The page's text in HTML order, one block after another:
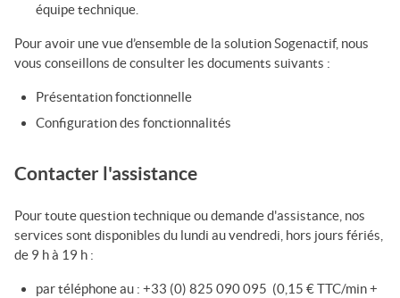
équipe technique.
Pour avoir une vue d’ensemble de la solutionSogenactif, nous
vous conseillons de consulter les documents suivants :
Présentation fonctionnelle
Configuration des fonctionnalités
Contacter l'assistance
Pour toute question technique ou demande d'assistance, nos
services sont disponibles du lundi au vendredi, hors jours fériés,
de 9 h à 19 h :
par téléphone au : +33 (0) 825 090 095 (0,15 € TTC/min +